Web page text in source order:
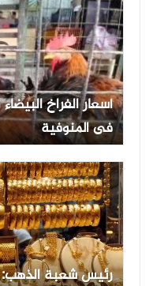
فى المنوفية
رئيس شعبة